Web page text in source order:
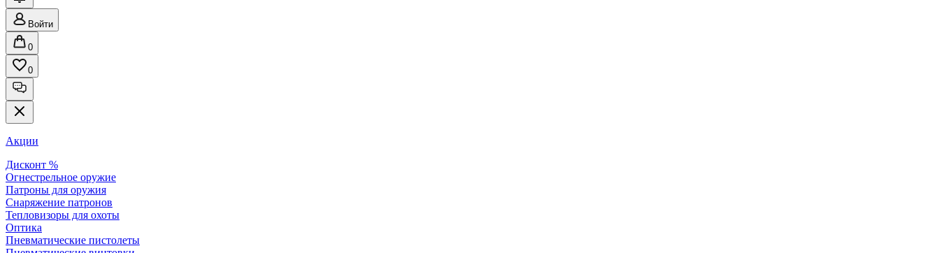
Войти
0
0
Акции
Дисконт %
Огнестрельное оружие
Патроны для оружия
Снаряжение патронов
Тепловизоры для охоты
Оптика
Пневматические пистолеты